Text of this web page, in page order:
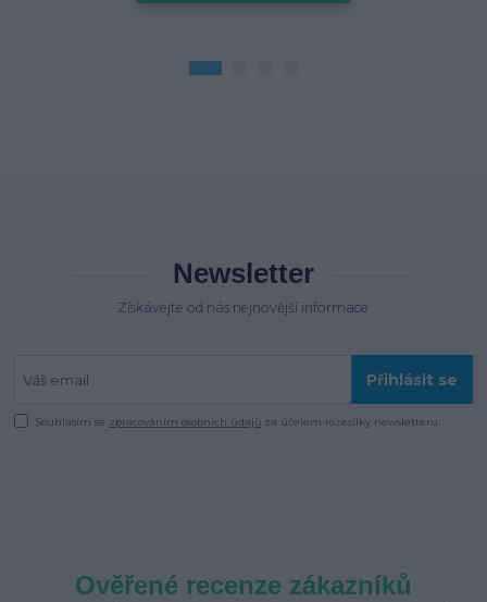
Newsletter
Získávejte od nás nejnovější informace
Přihlásit se
Souhlasím se zpracováním osobních údajů za účelem rozesílky newsletteru.
Ověřené recenze zákazníků